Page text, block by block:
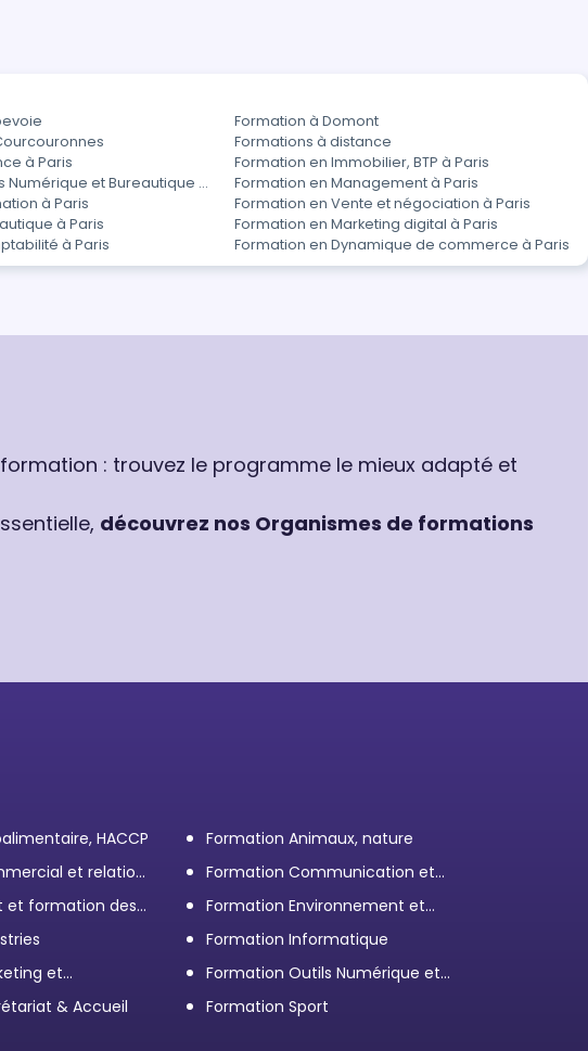
Formation à Domont
Formations à distance
à Paris
Formation en Immobilier, BTP à Paris
Numérique et Bureautique à
Formation en Management à Paris
à Paris
Formation en Vente et négociation à Paris
à Paris
Formation en Marketing digital à Paris
à Paris Formation en Dynamique de commerce à Paris
: trouvez le programme le mieux adapté et
découvrez nos Organismes de formations
HACCP
Formation Animaux, nature
et relation
Formation Communication et
efficacité personnelle et
professionnelle
et formation des
Formation Environnement et
démarche RSE
Formation Informatique
et
d'entreprise
Formation Outils Numérique et
Bureautique
& Accueil
Formation Sport